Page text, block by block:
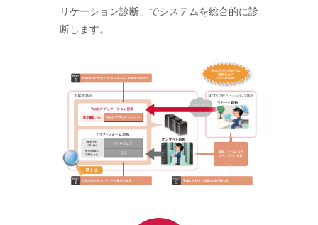
リケーション診断」でシステムを総合的に診
断します。